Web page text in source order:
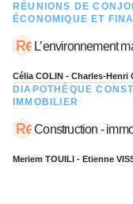
RÉUNIONS DE
ÉCONOMIQUE ET
L’environnement
Célia COLIN - Charles-Henri
DIAPOTHÈQUE
IMMOBILIER
Construction -
Meriem TOUILI - Etienne